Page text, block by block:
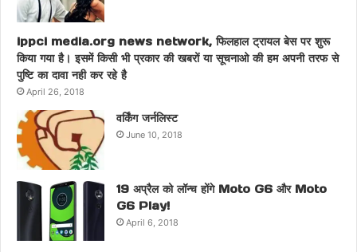
ippci media.org news network, फिलहाल ट्रायल बेस पर शुरू
किया गया है। इसमें किसी भी प्रकार की खबरों या सूचनाओ की हम अपनी तरफ से
पुष्टि का दावा नही कर रहे है
April 26, 2018
वर्किंग जर्नलिस्ट
June 10, 2018
19 अप्रैल को लॉन्च होंगे Moto G6 और Moto
G6 Play!
April 6, 2018